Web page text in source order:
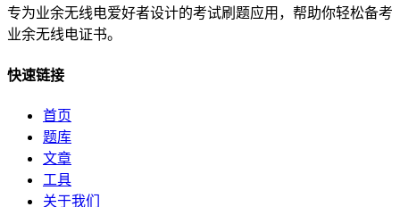
专为业余无线电爱好者设计的考试刷题应用，帮助你轻松备考
业余无线电证书。
快速链接
首页
题库
文章
工具
关于我们